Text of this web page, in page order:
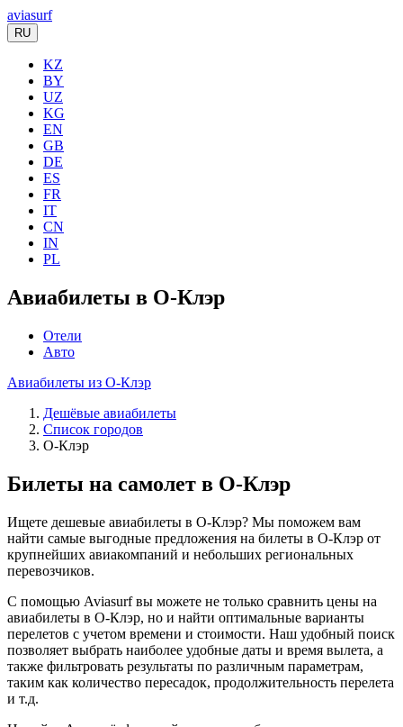
aviasurf
RU
KZ
BY
UZ
KG
EN
GB
DE
ES
FR
IT
CN
IN
PL
Авиабилеты в О-Клэр
Отели
Авто
Авиабилеты из О-Клэр
Дешёвые авиабилеты
Список городов
О-Клэр
Билеты на самолет в О-Клэр
Ищете дешевые авиабилеты в О-Клэр? Мы поможем вам
найти самые выгодные предложения на билеты в О-Клэр от
крупнейших авиакомпаний и небольших региональных
перевозчиков.
С помощью Aviasurf вы можете не только сравнить цены на
авиабилеты в О-Клэр, но и найти оптимальные варианты
перелетов с учетом времени и стоимости. Наш удобный поиск
позволяет выбрать наиболее удобные даты и время вылета, а
также фильтровать результаты по различным параметрам,
таким как количество пересадок, продолжительность перелета
и т.д.